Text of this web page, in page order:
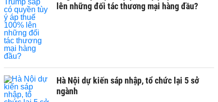
lên những đối tác thương mại hàng đầu?
Hà Nội dự kiến sáp nhập, tổ chức lại 5 sở
ngành